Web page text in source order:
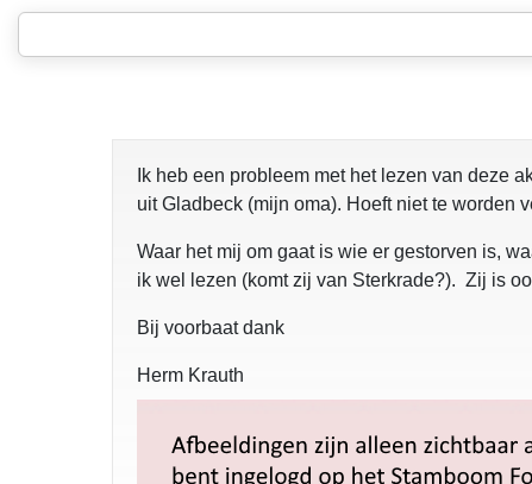
Ik heb een probleem met het lezen van deze
uit Gladbeck (mijn oma). Hoeft niet te worden
Waar het mij om gaat is wie er gestorven is,
ik wel lezen (komt zij van Sterkrade?). Zij is
Bij voorbaat dank
Herm Krauth